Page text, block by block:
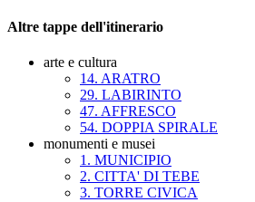
Altre tappe dell'itinerario
arte e cultura
14. ARATRO
29. LABIRINTO
47. AFFRESCO
54. DOPPIA SPIRALE
monumenti e musei
1. MUNICIPIO
2. CITTA' DI TEBE
3. TORRE CIVICA